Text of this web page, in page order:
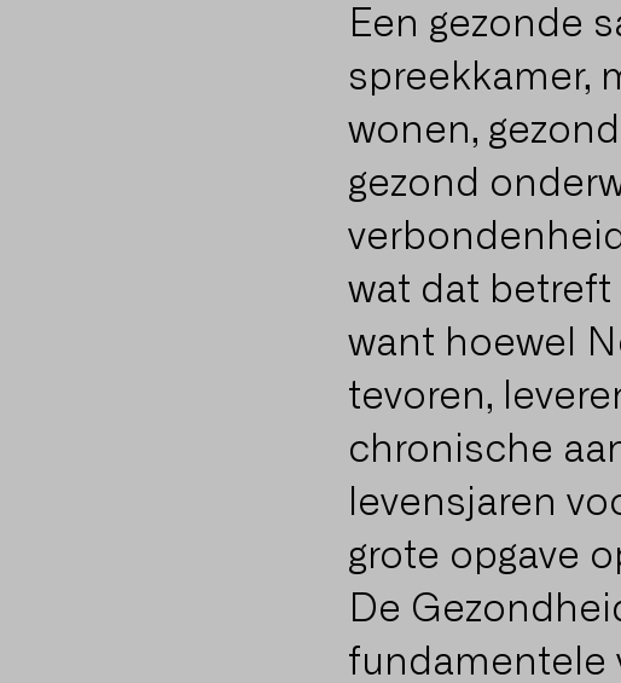
Een gezonde
spreekkamer,
wonen,
gezond
wat dat
want hoewel
tevoren,
chronische
levensjaren
grote opgave
De
fundamentele